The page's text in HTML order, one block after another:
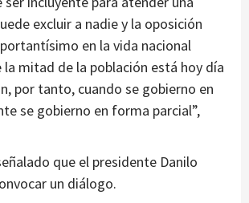
excluir a nadie y la oposición
en la vida nacional
la mitad de la población está hoy día
por tanto, cuando se gobierno en
se gobierno en forma parcial”,
que el presidente Danilo
un diálogo.